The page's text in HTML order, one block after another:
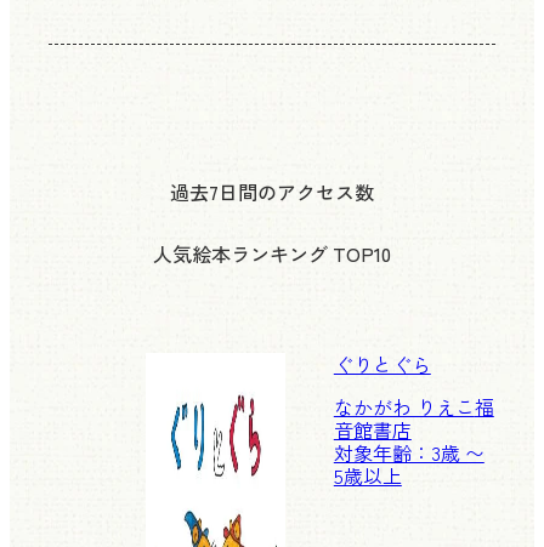
過去7日間のアクセス数
人気絵本ランキング TOP10
ぐりとぐら
なかがわ りえこ福
音館書店
対象年齢：3歳 〜
5歳以上